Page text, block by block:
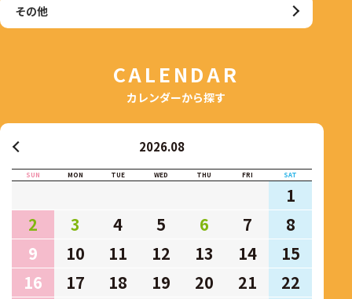
その他
CALENDAR
カレンダーから探す
2026.08
SUN MON TUE WED THU FRI SAT
1
2
3 4 5 6 7
8
9
10 11 12 13 14
15
16
17 18 19 20 21
22